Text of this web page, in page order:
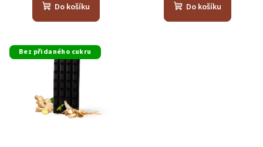
Do košíku Do košíku
Bez přidaného cukru